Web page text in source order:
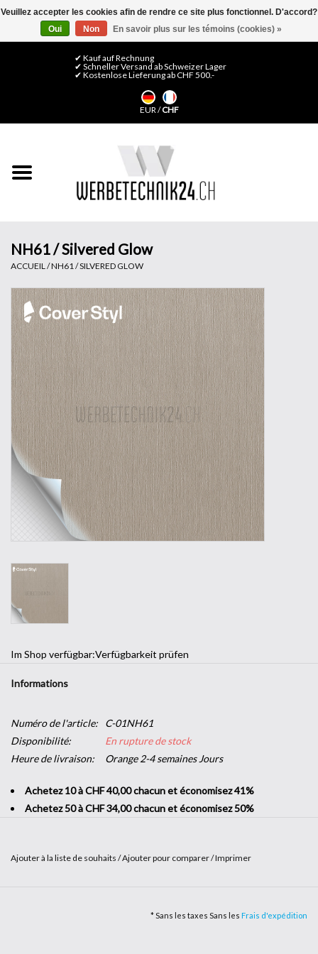
0 Articles - CHF 0,00
✔ Kauf auf Rechnung
✔ Schneller Versand ab Schweizer Lager
✔ Kostenlose Lieferung ab CHF 500.-
EUR/CHF
Films de décoration
Finitions & Montage
Outillage
Technique
NH61 / Silvered Glow
ACCUEIL /NH61 / SILVERED GLOW
Im Shop verfügbar:Verfügbarkeit prüfen
Informations
Numéro de l'article:
C-01NH61
Disponibilité:
En rupture de stock
Heure de livraison:
Orange 2-4 semaines Jours
Achetez 10 à CHF 40,00 chacun et économisez 41%
Achetez 50 à CHF 34,00 chacun et économisez 50%
Ajouter à la liste de souhaits /Ajouter pour comparer/Imprimer
* Sans les taxes Sans les Frais d'expédition
Veuillez accepter les cookies afin de rendre ce site plus fonctionnel. D'accord?
Oui
Non En savoir plus sur les témoins (cookies) »